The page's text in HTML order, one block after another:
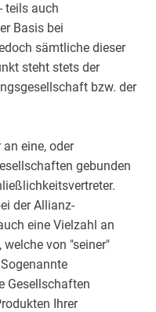
teils auch
Basis bei
sämtliche dieser
steht stets der
bzw. der
eine, oder
gebunden
der Allianz-
eine Vielzahl an
von "seiner"
Gesellschaften
Ihrer